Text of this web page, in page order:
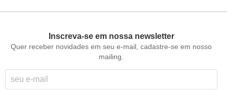
Inscreva-se em nossa newsletter
Quer receber novidades em seu e-mail, cadastre-se em nosso
mailing.